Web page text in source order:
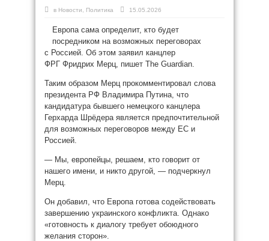
в Новости Политика 15.05.2026
Европа сама определит, кто будет
посредником на возможных переговорах
с Россией. Об этом заявил канцлер
ФРГ Фридрих Мерц, пишет The Guardian.
Таким образом Мерц прокомментировал слова
президента РФ Владимира Путина, что
кандидатура бывшего немецкого канцлера
Герхарда Шрёдера является предпочтительной
для возможных переговоров между ЕС и
Россией.
— Мы, европейцы, решаем, кто говорит от
нашего имени, и никто другой, — подчеркнул
Мерц.
Он добавил, что Европа готова содействовать
завершению украинского конфликта. Однако
«готовность к диалогу требует обоюдного
желания сторон».